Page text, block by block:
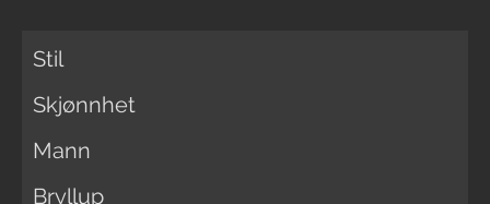
Stil
Skjønnhet
Mann
Bryllup